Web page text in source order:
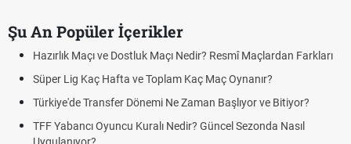
Şu An Popüler İçerikler
Hazırlık Maçı ve Dostluk Maçı Nedir? Resmî Maçlardan Farkları
Süper Lig Kaç Hafta ve Toplam Kaç Maç Oynanır?
Türkiye'de Transfer Dönemi Ne Zaman Başlıyor ve Bitiyor?
TFF Yabancı Oyuncu Kuralı Nedir? Güncel Sezonda Nasıl